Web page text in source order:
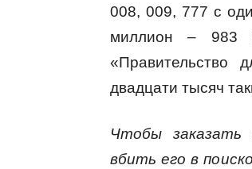
008, 009, 777 с
миллион – 983
двадцати тысяч
Чтобы заказать
вбить его в